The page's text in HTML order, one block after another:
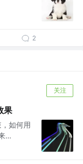
2
关注
果
如何用
...